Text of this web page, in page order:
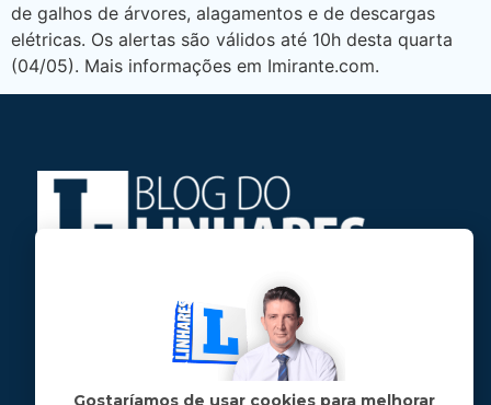
de galhos de árvores, alagamentos e de descargas
elétricas. Os alertas são válidos até 10h desta quarta
(04/05). Mais informações em Imirante.com.
Jose Linhares Jr é maranhense.
Formado em Jornalismo, estudou filosofia
e tem pós-graduações em ciência política
e marketing político.
Gostaríamos de usar cookies para melhorar